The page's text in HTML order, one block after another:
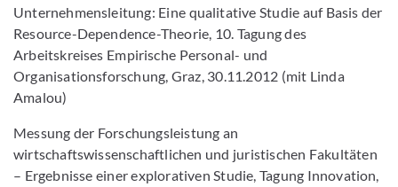
Unternehmensleitung: Eine qualitative Studie auf Basis der
Resource-Dependence-Theorie, 10. Tagung des
Arbeitskreises Empirische Personal- und
Organisationsforschung, Graz, 30.11.2012 (mit Linda
Amalou)
Messung der Forschungsleistung an
wirtschaftswissenschaftlichen und juristischen Fakultäten
– Ergebnisse einer explorativen Studie, Tagung Innovation,